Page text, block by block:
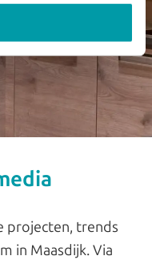
projecten, trends
in Maasdijk. Via